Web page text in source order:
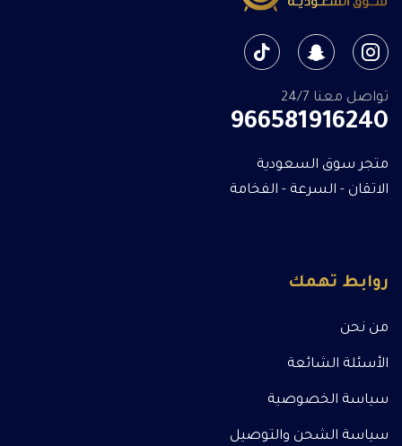
تواصل معنا 24/7
966581916240
متجر سوق السعودية
الاتقان - السرعة - الفخامة
روابط تهمك
من نحن
الأسئلة الشائعة
سياسة الخصوصية
سياسة الشحن والتوصيل